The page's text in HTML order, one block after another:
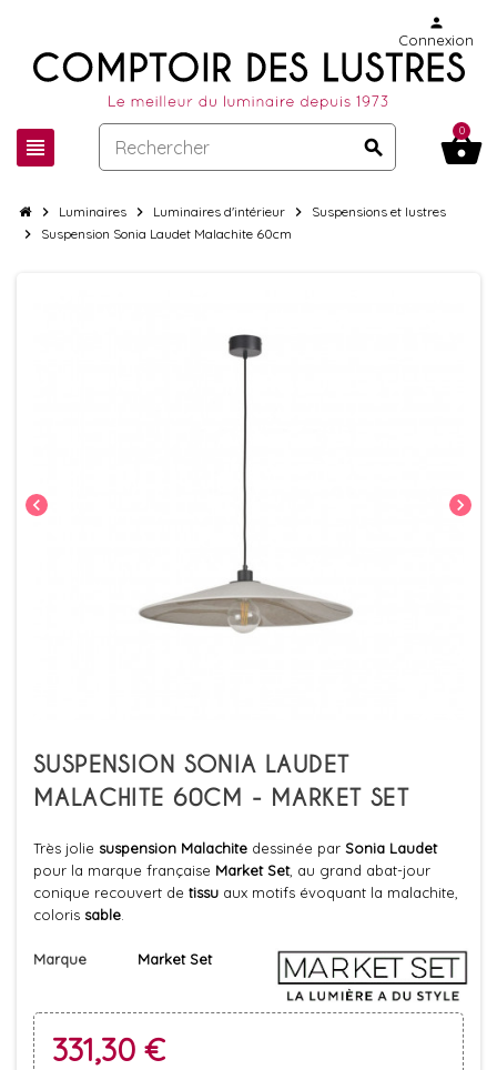
view_headline search
person
Connexion
shopping_basket
0
chevron_right Luminaires chevron_right Luminaires d'intérieur chevron_right Suspensions et lustres
chevron_right Suspension Sonia Laudet Malachite 60cm
chevron_left chevron_right
SUSPENSION SONIA LAUDET
MALACHITE 60CM - MARKET SET
Très jolie suspension Malachite dessinée par Sonia Laudet
pour la marque française Market Set, au grand abat-jour
conique recouvert de tissu aux motifs évoquant la malachite,
coloris sable
Marque Market Set
331,30 €